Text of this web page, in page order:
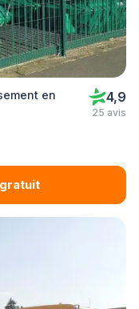
en
4,9
25 avis